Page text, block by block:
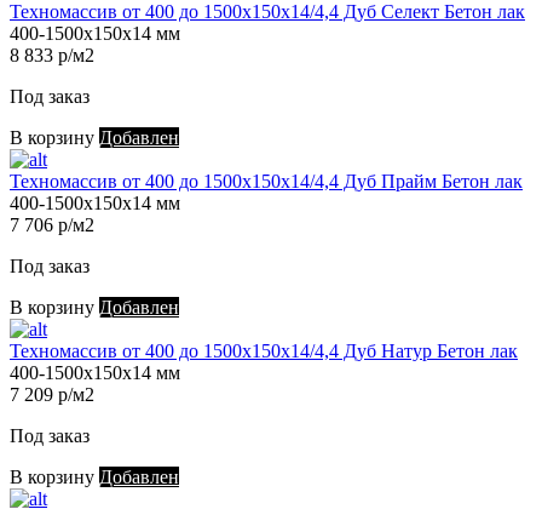
Техномассив от 400 до 1500х150х14/4,4 Дуб Селект Бетон лак
400-1500х150х14 мм
8 833 р/м2
Под заказ
В корзину Добавлен
Техномассив от 400 до 1500х150х14/4,4 Дуб Прайм Бетон лак
400-1500х150х14 мм
7 706 р/м2
Под заказ
В корзину Добавлен
Техномассив от 400 до 1500х150х14/4,4 Дуб Натур Бетон лак
400-1500х150х14 мм
7 209 р/м2
Под заказ
В корзину Добавлен